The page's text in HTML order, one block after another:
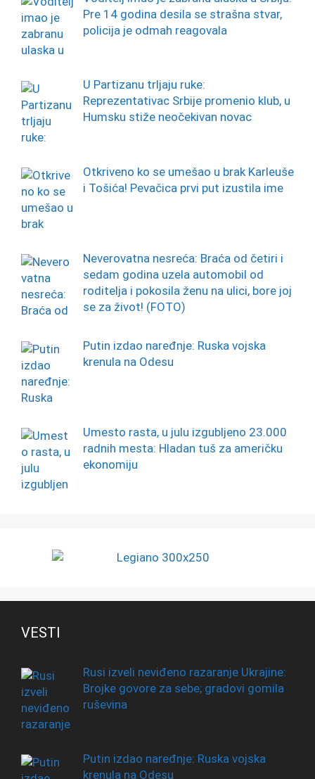
Pre 14 godina desila se strašna stvar,
policija je odmah reagovala
U Partizanu trljaju ruke:
Reprezentativac Srbije promenio klub, u
Humsku stiže neočekivan novac
Otkriveno ko se umešao u brak Karleuše
i Tošića! Pevačica prvi put izustila ime
Neverovatna nesreća: Braća od četiri i
sedam godina uzela automobil od
roditelja i pokosila ženu na ulici, bore joj
se za život! (FOTO)
Putin izdao naređnje: Ruska vojska
krenula na Odesu
Umesto rasta, u julu izgubljeno 23.000
radnih mesta: Hladan tuš za američku
ekonomiju
VESTI
Rusi izveli neviđeno razaranje Ukrajine:
Brojke govore za sebe; gradovi gomila
ruševina
Putin izdao naređnje: Ruska vojska
krenula na Odesu